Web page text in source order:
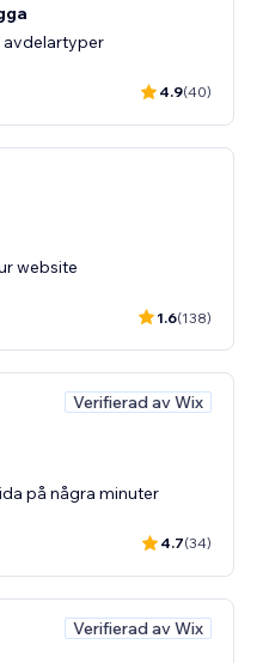
avdelartyper
4.9(40)
website
1.6(138)
Verifierad av Wix
på några minuter
4.7(34)
Verifierad av Wix